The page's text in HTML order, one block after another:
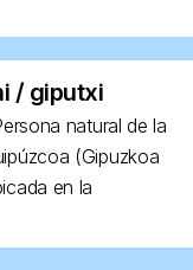
/ giputxi
natural de la
(Gipuzkoa
en la